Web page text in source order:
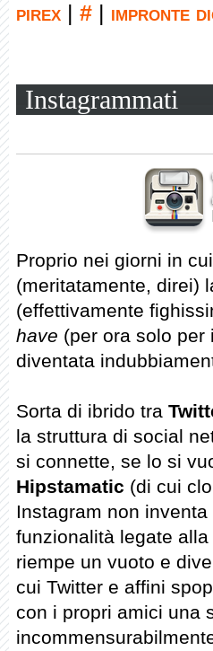
pirex # impronte
Instagrammati
Proprio nei giorni in
(meritatamente, direi)
(effettivamente
have (per ora solo per
diventata
Sorta di ibrido tra
la struttura di social
si connette, se lo si
Hipstamatic (di cui
Instagram non
funzionalità legate
riempe un vuoto e
cui Twitter e affini
con i propri amici una